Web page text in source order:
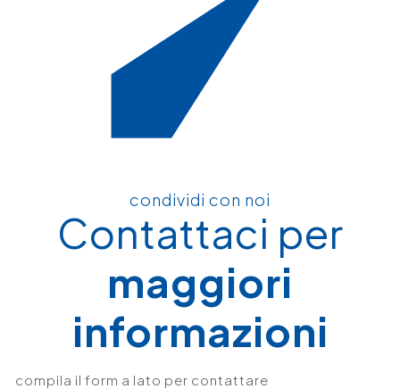
condividi con noi
Contattaci per
maggiori
informazioni
compila il form a lato per contattare